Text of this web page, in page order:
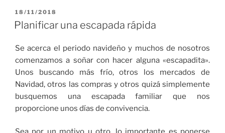
PUBLICADO
EL
18/11/2018
Planificar una escapada rápida
Se acerca el periodo navideño y muchos de nosotros
comenzamos a soñar con hacer alguna «escapadita».
Unos buscando más frío, otros los mercados de
Navidad, otros las compras y otros quizá simplemente
busquemos una escapada familiar que nos
proporcione unos días de convivencia.